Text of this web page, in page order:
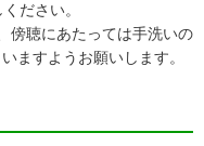
ださい。
傍聴にあたっては手洗いの
ますようお願いします。